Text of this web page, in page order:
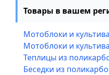
Товары в вашем
Мотоблоки и
Мотоблоки и
Теплицы из
Беседки из